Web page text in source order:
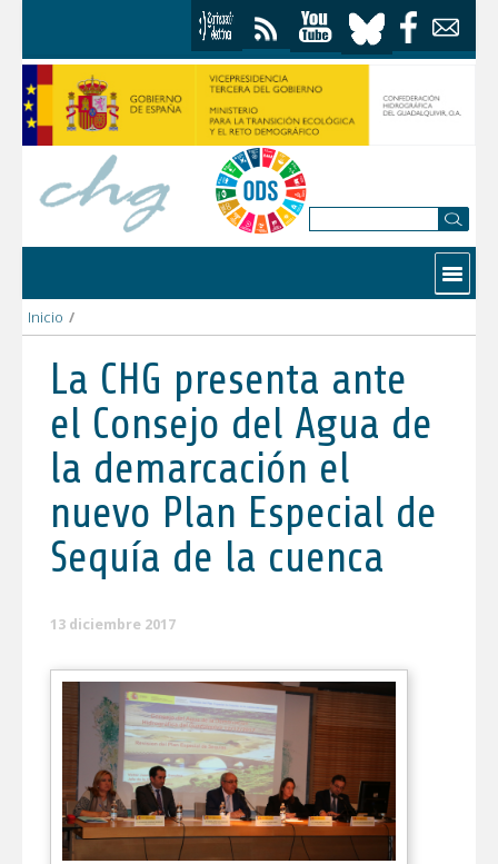
Contactar
Inicio /
La CHG presenta ante
el Consejo del Agua de
la demarcación el
nuevo Plan Especial de
Sequía de la cuenca
13 diciembre 2017